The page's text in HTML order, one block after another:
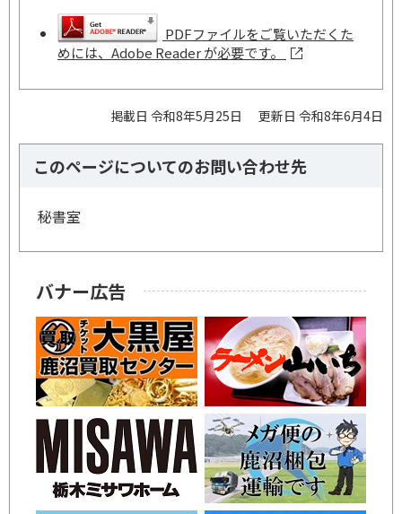
PDFファイルをご覧いただくた
めには、Adobe Reader が必要です。
掲載日 令和8年5月25日 更新日 令和8年6月4日
このページについてのお問い合わせ先
秘書室
バナー広告